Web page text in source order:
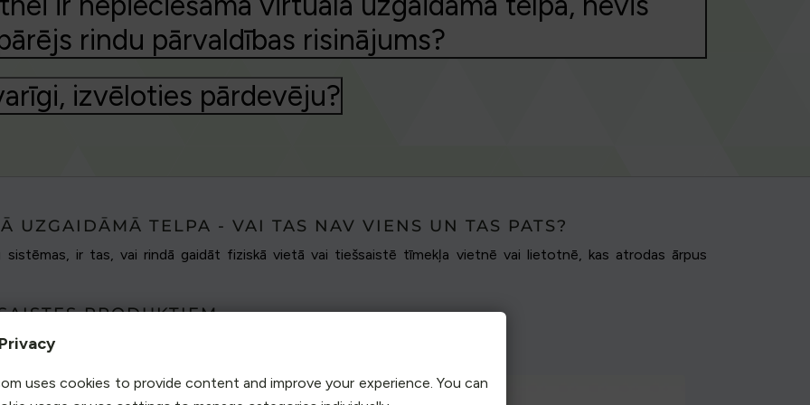
rindu pārvaldības risinājums?
izvēloties pārdevēju?
UZGAIDĀMĀ TELPA - VAI TAS NAV VIENS UN TAS PATS?
sistēmas, ir tas, vai rindā gaidāt fiziskā vietā vai tiešsaistē tīmekļa vietnē vai lietotnē, kas atrodas ārpus
PRODUKTIEM
rindu veidošanas sistēmu,
un lietojumprogrammu datplūsmas uzplūdiem, kas
Gadu laikā, kopš 2004. gadā mēs sākotnēji
uses cookies to provide content and improve your experience. You can